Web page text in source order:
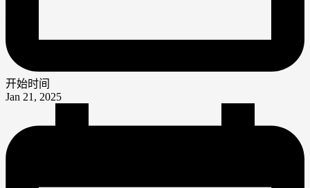
开始时间
Jan 21, 2025